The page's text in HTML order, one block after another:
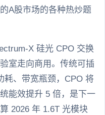
A股市场的各种热炒题
X 硅光 CPO 交换
室走向商用。传统可插
耗、带宽瓶颈，CPO 将
能效提升 5 倍，是下一
2026 年 1.6T 光模块